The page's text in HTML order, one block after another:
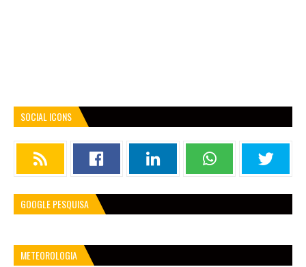
SOCIAL ICONS
GOOGLE PESQUISA
METEOROLOGIA